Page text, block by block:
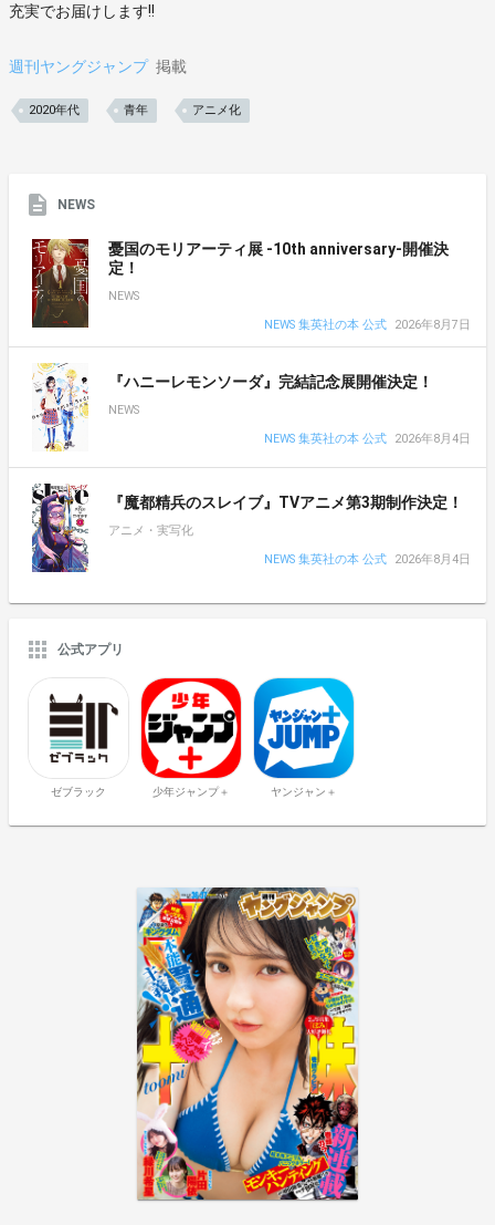
充実でお届けします!!
週刊ヤングジャンプ 掲載
2020年代 青年 アニメ化
NEWS
憂国のモリアーティ展 -10th anniversary-開催決
定！
NEWS
NEWS 集英社の本 公式
2026年8月7日
『ハニーレモンソーダ』完結記念展開催決定！
NEWS
NEWS 集英社の本 公式
2026年8月4日
『魔都精兵のスレイブ』TVアニメ第3期制作決定！
アニメ・実写化
NEWS 集英社の本 公式
2026年8月4日
公式アプリ
ゼブラック 少年ジャンプ＋ ヤンジャン＋